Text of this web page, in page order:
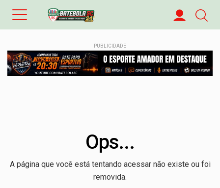
PUBLICIDADE
Ops...
A página que você está tentando acessar não existe ou foi
removida.